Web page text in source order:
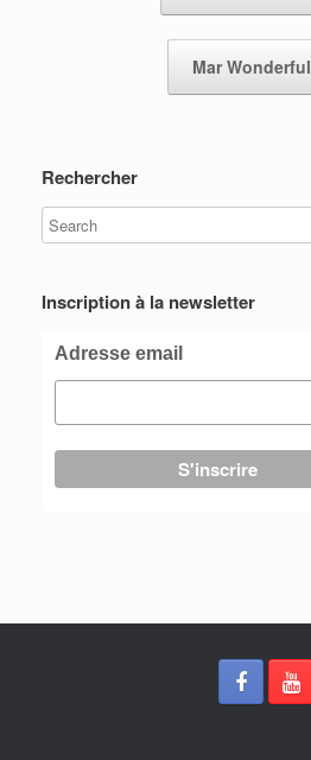
Mar Wonderful
Rechercher
Inscription à la newsletter
Adresse email